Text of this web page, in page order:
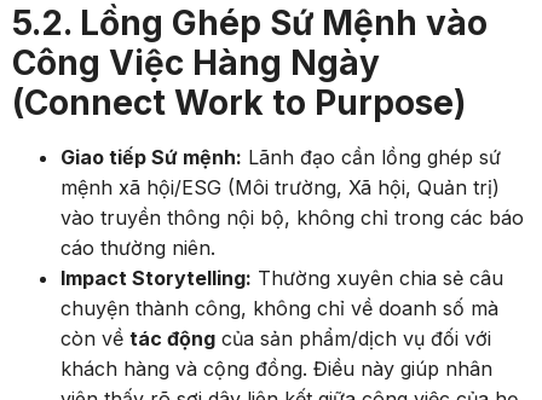
5.2. Lồng Ghép Sứ Mệnh vào
Công Việc Hàng Ngày
(Connect Work to Purpose)
Giao tiếp Sứ mệnh: Lãnh đạo cần lồng ghép sứ
mệnh xã hội/ESG (Môi trường, Xã hội, Quản trị)
vào truyền thông nội bộ, không chỉ trong các báo
cáo thường niên.
Impact Storytelling: Thường xuyên chia sẻ câu
chuyện thành công, không chỉ về doanh số mà
còn về tác động của sản phẩm/dịch vụ đối với
khách hàng và cộng đồng. Điều này giúp nhân